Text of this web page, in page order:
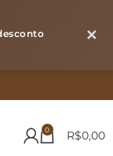
✕
0 R$0,00